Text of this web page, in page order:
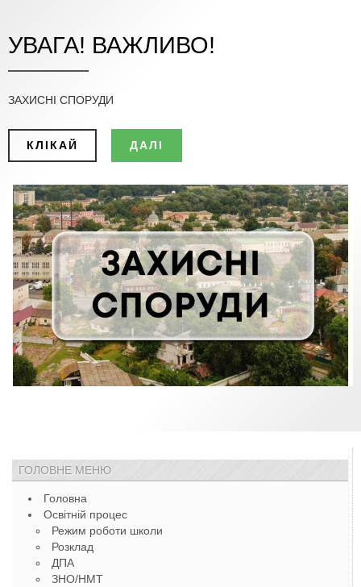
УВАГА! ВАЖЛИВО!
ЗАХИСНІ СПОРУДИ
КЛІКАЙ ДАЛІ
ГОЛОВНЕ МЕНЮ
Головна
Освітній процес
Режим роботи школи
Розклад
ДПА
ЗНО/НМТ